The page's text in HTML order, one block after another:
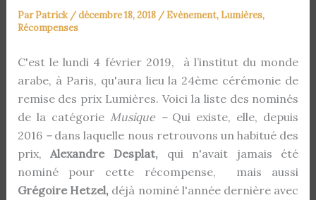
ParPatrick /décembre 18, 2018 /Evènement,Lumières,
Récompenses
C'est le lundi 4 février 2019, à l’institut du monde
arabe, à Paris, qu'aura lieu la 24ème cérémonie de
remise des prix Lumières. Voici la liste des nominés
de la catégorie Musique – Qui existe, elle, depuis
2016– dans laquelle nous retrouvons un habitué des
prix,Alexandre Desplat, qui n'avait jamais été
nominé pour cette récompense, mais aussi
Grégoire Hetzel, déjà nominé l'année dernière avec